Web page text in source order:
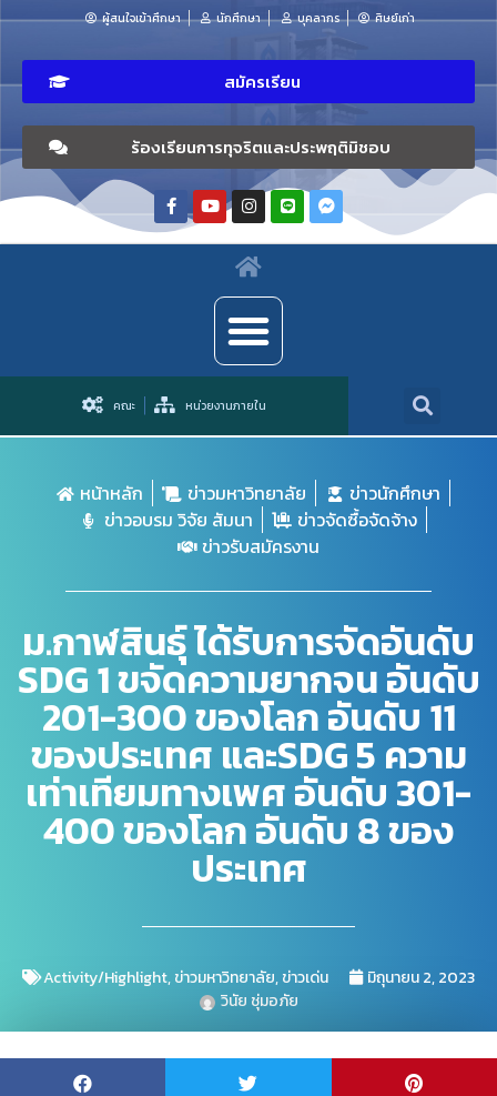
ผู้สนใจเข้าศึกษา นักศึกษา บุคลากร ศิษย์เก่า
สมัครเรียน
ร้องเรียนการทุจริตและประพฤติมิชอบ
คณะ หน่วยงานภายใน
หน้าหลัก ข่าวมหาวิทยาลัย
ข่าวนักศึกษา
ข่าวอบรม วิจัย สัมนา
ข่าวจัดซื้อจัดจ้าง
ข่าวรับสมัครงาน
ม.กาฬสินธุ์ ได้รับการจัดอันดับ
SDG 1 ขจัดความยากจน อันดับ
201-300 ของโลก อันดับ 11
ของประเทศ และSDG 5 ความ
เท่าเทียมทางเพศ อันดับ 301-
400 ของโลก อันดับ 8 ของ
ประเทศ
Activity/Highlight,ข่าวมหาวิทยาลัย,ข่าวเด่น
มิถุนายน 2, 2023
วินัย ชุ่มอภัย